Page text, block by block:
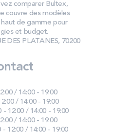
Contact
Mon compte
comparer Bultex,
couvre des modèles
haut de gamme pour
et budget.
DES PLATANES, 70200
/ 14:00 - 19:00
/ 14:00 - 19:00
- 12:00 / 14:00 - 19:00
/ 14:00 - 19:00
- 12:00 / 14:00 - 19:00